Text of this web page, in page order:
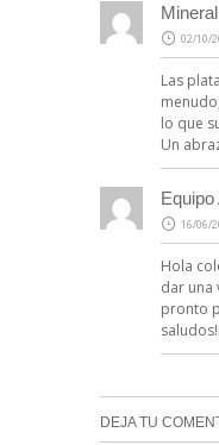
02/10/
Las
lo que
Un
16/06/
Hola
dar una
pronto
saludos!!
DEJA TU